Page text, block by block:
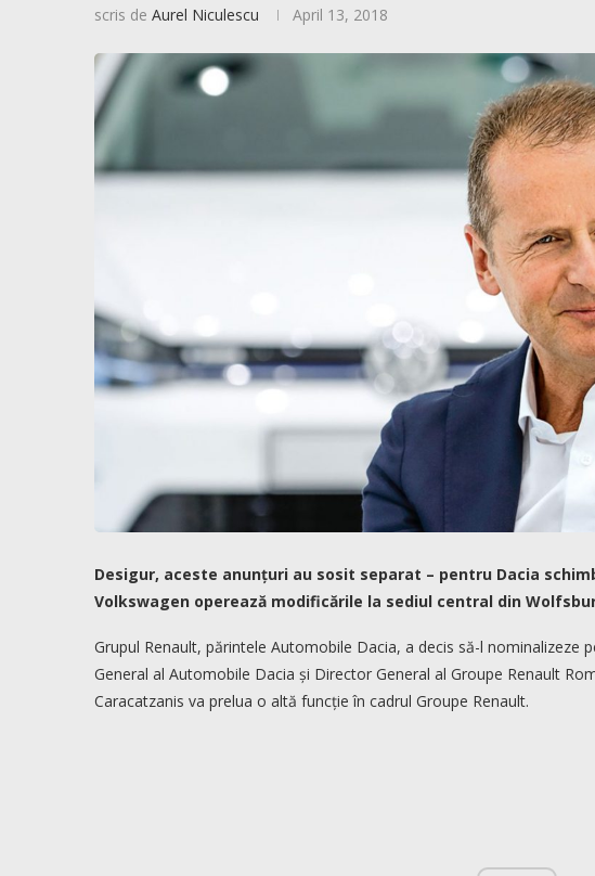
scris de Aurel Niculescu April 13, 2018
Desigur, aceste anunțuri au sosit separat – pentru Dacia
Volkswagen operează modificările la sediul central din
Grupul Renault, părintele Automobile Dacia, a decis să-l nominalizeze
General al Automobile Dacia și Director General al Groupe Renault
Caracatzanis va prelua o altă funcție în cadrul Groupe Renault.